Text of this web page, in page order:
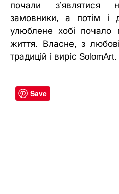
почали з’являтися
замовники, а потім і
улюблене хобі почало
життя. Власне, з
традицій і виріс SolomArt.
Save